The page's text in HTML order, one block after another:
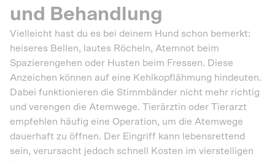
und Behandlung
Vielleicht hast du es bei deinem Hund schon bemerkt:
heiseres Bellen, lautes Röcheln, Atemnot beim
Spazierengehen oder Husten beim Fressen. Diese
Anzeichen können auf eine Kehlkopflähmung hindeuten.
Dabei funktionieren die Stimmbänder nicht mehr richtig
und verengen die Atemwege. Tierärztin oder Tierarzt
empfehlen häufig eine Operation, um die Atemwege
dauerhaft zu öffnen. Der Eingriff kann lebensrettend
sein, verursacht jedoch schnell Kosten im vierstelligen